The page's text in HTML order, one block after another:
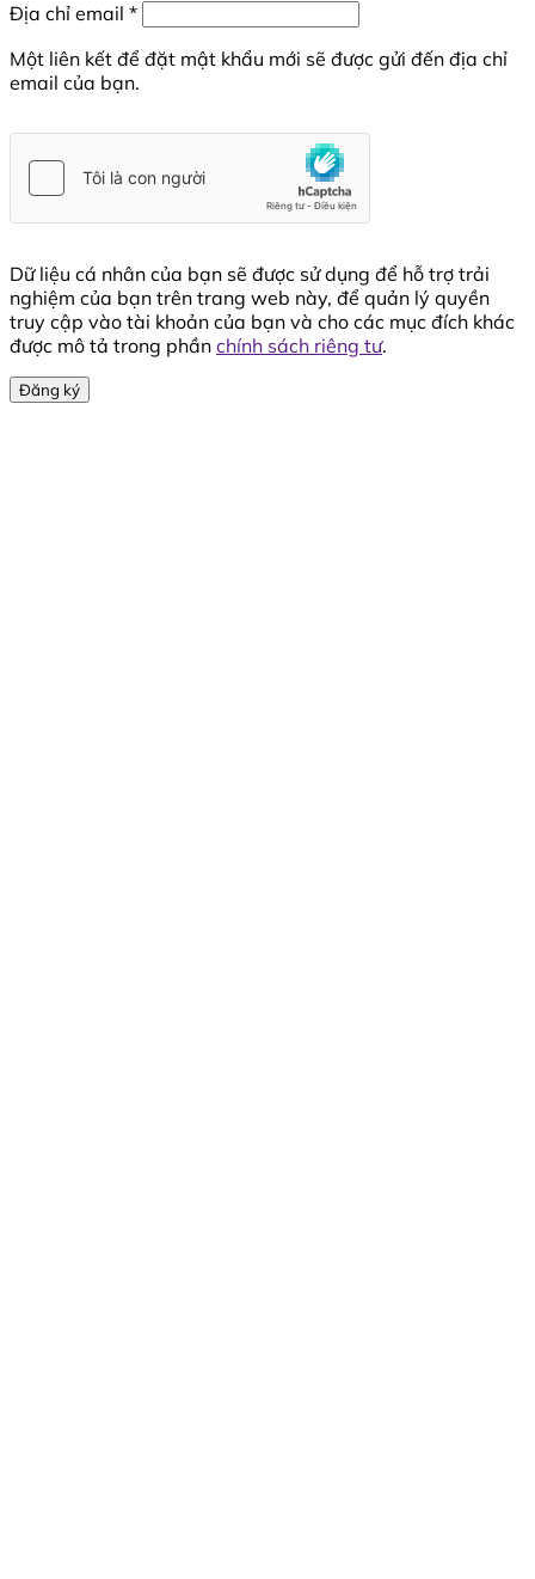
Địa chỉ email *Bắt
buộc
Một liên kết để đặt mật khẩu mới sẽ được gửi đến địa chỉ
email của bạn.
Dữ liệu cá nhân của bạn sẽ được sử dụng để hỗ trợ trải
nghiệm của bạn trên trang web này, để quản lý quyền
truy cập vào tài khoản của bạn và cho các mục đích khác
được mô tả trong phần chính sách riêng tư.
Đăng ký